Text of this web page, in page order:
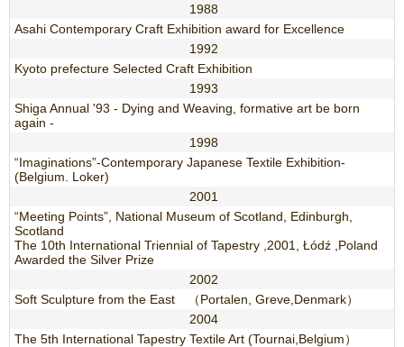
1988
Asahi Contemporary Craft Exhibition award for Excellence
1992
Kyoto prefecture Selected Craft Exhibition
1993
Shiga Annual '93 - Dying and Weaving, formative art be born
again -
1998
“Imaginations”-Contemporary Japanese Textile Exhibition-
(Belgium. Loker)
2001
“Meeting Points”, National Museum of Scotland, Edinburgh,
Scotland
The 10th International Triennial of Tapestry ,2001, Łódź ,Poland
Awarded the Silver Prize
2002
Soft Sculpture from the East （Portalen, Greve,Denmark）
2004
The 5th International Tapestry Textile Art (Tournai,Belgium）